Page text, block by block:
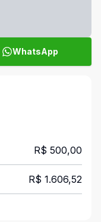
WhatsApp
R$ 500,00
R$ 1.606,52